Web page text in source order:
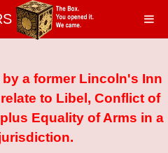
a former Lincoln's Inn
to Libel, Conflict of
Equality of Arms in a